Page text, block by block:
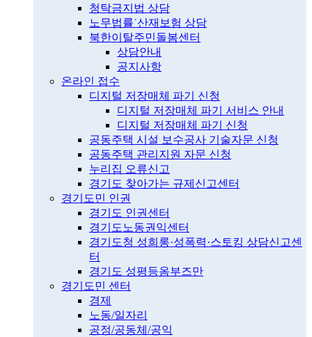
청탁금지법 상담
노무법률˙산재보험 상담
북한이탈주민돌봄센터
상담안내
공지사항
온라인 접수
디지털 저장매체 파기 신청
디지털 저장매체 파기 서비스 안내
디지털 저장매체 파기 신청
공동주택 시설 보수공사 기술자문 신청
공동주택 관리지원 자문 신청
누리집 오류신고
경기도 찾아가는 규제신고센터
경기도민 인권
경기도 인권센터
경기도노동권익센터
경기도청 성희롱·성폭력·스토킹 상담신고센
터
경기도 성평등옴부즈만
경기도민 센터
경제
노동/일자리
공정/공동체/공익